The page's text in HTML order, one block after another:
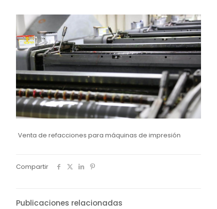
Venta de refacciones para máquinas de impresión
Compartir
Publicaciones relacionadas